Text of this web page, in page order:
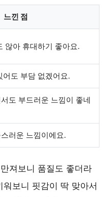
느낀 점
않아 휴대하기 좋아요.
도 부담 없겠어요.
도 부드러운 느낌이 좋네
러운 느낌이에요.
져보니 품질도 좋더라
보니 핏감이 딱 맞아서